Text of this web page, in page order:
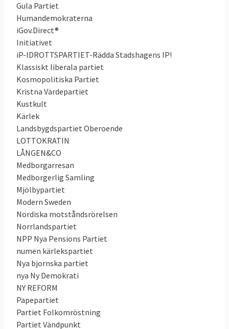
Gula Partiet
Humandemokraterna
iGov.Direct®
Initiativet
iP-IDROTTSPARTIET-Rädda Stadshagens IP!
Klassiskt liberala partiet
Kosmopolitiska Partiet
Kristna Värdepartiet
Kustkult
Kärlek
Landsbygdspartiet Oberoende
LOTTOKRATIN
LÅNGEN&CO
Medborgarresan
Medborgerlig Samling
Mjölbypartiet
Modern Sweden
Nordiska motståndsrörelsen
Norrlandspartiet
NPP Nya Pensions Partiet
numen kärlekspartiet
Nya bjornska partiet
nya Ny Demokrati
NY REFORM
Papepartiet
Partiet Folkomröstning
Partiet Vändpunkt